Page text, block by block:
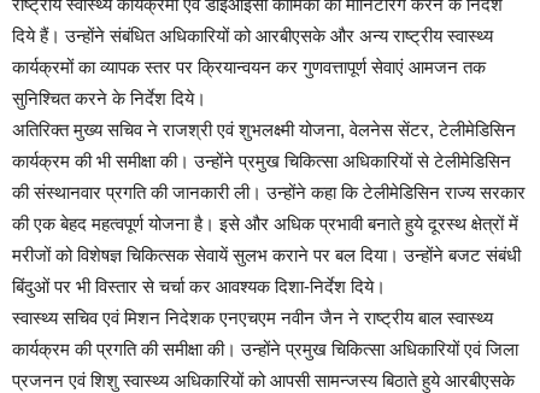
दिये हैं। उन्होंने संबंधित अधिकारियों को आरबीएसके और अन्य राष्ट्रीय स्वास्थ्य
कार्यक्रमों का व्यापक स्तर पर क्रियान्वयन कर गुणवत्तापूर्ण सेवाएं आमजन तक
सुनिश्चित करने के निर्देश दिये।
अतिरिक्त मुख्य सचिव ने राजश्री एवं शुभलक्ष्मी योजना, वेलनेस सेंटर, टेलीमेडिसिन
कार्यक्रम की भी समीक्षा की। उन्होंने प्रमुख चिकित्सा अधिकारियों से टेलीमेडिसिन
की संस्थानवार प्रगति की जानकारी ली। उन्होंने कहा कि टेलीमेडिसिन राज्य सरकार
की एक बेहद महत्वपूर्ण योजना है। इसे और अधिक प्रभावी बनाते हुये दूरस्थ क्षेत्रों में
मरीजों को विशेषज्ञ चिकित्सक सेवायें सुलभ कराने पर बल दिया। उन्होंने बजट संबंधी
बिंदुओं पर भी विस्तार से चर्चा कर आवश्यक दिशा-निर्देश दिये।
स्वास्थ्य सचिव एवं मिशन निदेशक एनएचएम नवीन जैन ने राष्ट्रीय बाल स्वास्थ्य
कार्यक्रम की प्रगति की समीक्षा की। उन्होंने प्रमुख चिकित्सा अधिकारियों एवं जिला
प्रजनन एवं शिशु स्वास्थ्य अधिकारियों को आपसी सामन्जस्य बिठाते हुये आरबीएसके